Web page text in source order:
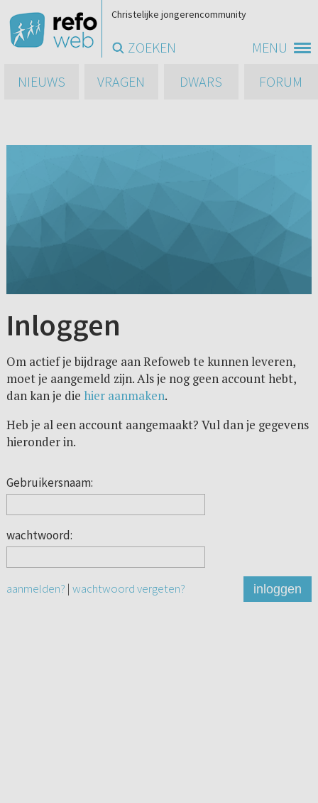
MENU
Christelijke jongerencommunity
ZOEKEN
NIEUWS
VRAGEN DWARS FORUM
Inloggen
Om actief je bijdrage aan Refoweb te kunnen leveren,
moet je aangemeld zijn. Als je nog geen account hebt,
dan kan je die hier aanmaken.
Heb je al een account aangemaakt? Vul dan je gegevens
hieronder in.
Gebruikersnaam:
wachtwoord:
aanmelden? | wachtwoord vergeten? inloggen